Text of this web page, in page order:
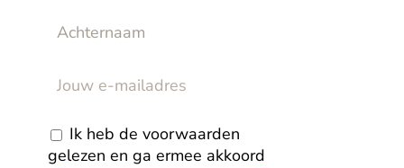
Ik heb de voorwaarden
gelezen en ga ermee akkoord